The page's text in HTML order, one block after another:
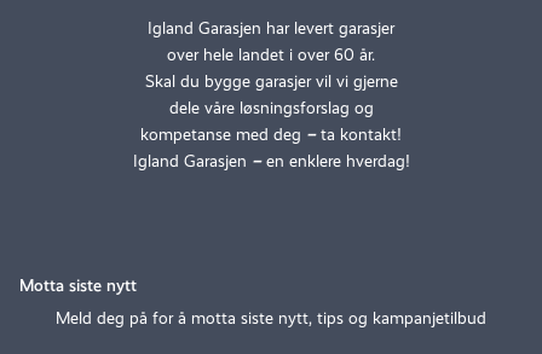
Igland Garasjen har levert garasjer
over hele landet i over 60 år.
Skal du bygge garasjer vil vi gjerne
dele våre løsningsforslag og
kompetanse med deg –ta kontakt!
Igland Garasjen –en enklere hverdag!
Motta siste nytt
Meld deg på for å motta siste nytt, tips og kampanjetilbud